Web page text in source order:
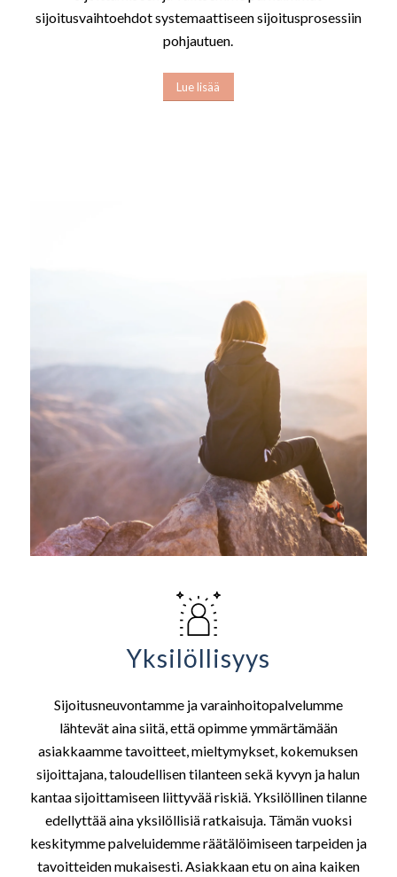
sijoitusvaihtoehdot systemaattiseen sijoitusprosessiin
pohjautuen.
Lue lisää
Yksilöllisyys
Sijoitusneuvontamme ja varainhoitopalvelumme
lähtevät aina siitä, että opimme ymmärtämään
asiakkaamme tavoitteet, mieltymykset, kokemuksen
sijoittajana, taloudellisen tilanteen sekä kyvyn ja halun
kantaa sijoittamiseen liittyvää riskiä. Yksilöllinen tilanne
edellyttää aina yksilöllisiä ratkaisuja. Tämän vuoksi
keskitymme palveluidemme räätälöimiseen tarpeiden ja
tavoitteiden mukaisesti. Asiakkaan etu on aina kaiken